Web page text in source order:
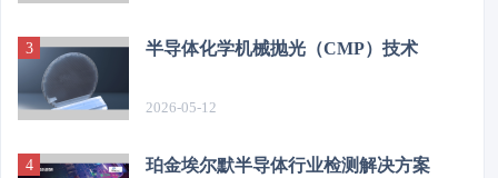
半导体化学机械抛光（CMP）技术
2026-05-12
珀金埃尔默半导体行业检测解决方案